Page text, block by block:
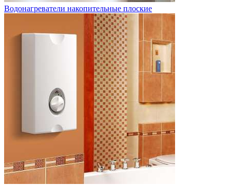
Водонагреватели накопительные плоские